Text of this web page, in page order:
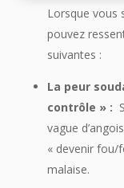
Lorsque vous
pouvez
suivantes :
La peur
contrôle » :
vague
« devenir fou/
malaise.